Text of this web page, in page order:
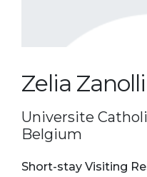
Zelia Zanolli
Universite
Belgium
Short-stay Visiting